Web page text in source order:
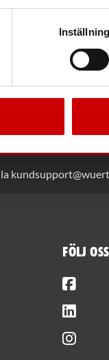
Följ oss